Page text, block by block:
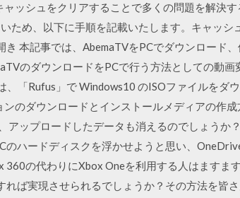
ッシュをクリアすることで多くの問題を解決す
ため、以下に手順を記載いたします。キャッシ
本記事では、AbemaTVをPCでダウンロード
のダウンロードをPCで行う方法としての動画
「Rufus」で Windows10 のISOファイルをダ
のダウンロードとインストールメディアの作
ップロードしたデータも消えるのでしょうか
ハードディスクを浮かせようと思い、
の代わりにXbox Oneを利用する人はますま
ば実現させられるでしょうか？その方法を皆